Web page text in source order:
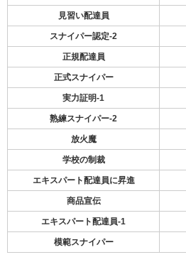
見習い配達員
スナイパー認定-2
正規配達員
正式スナイパー
実力証明-1
熟練スナイパー-2
放火魔
学校の制裁
エキスパート配達員に昇進
商品宣伝
エキスパート配達員-1
模範スナイパー